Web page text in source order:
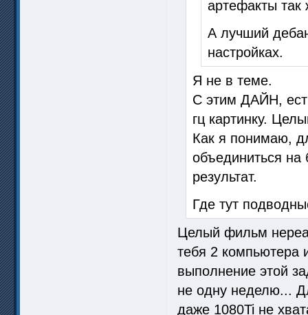
артефакты
А лучший
настройках.
Я не в теме.
С этим ДАЙН,
гц картинку.
Как я понимаю,
объединиться на
результат.
Где тут
Целый фильм
тебя 2 компьютера
выполнение этой
не одну неделю...
даже 1080Ti не